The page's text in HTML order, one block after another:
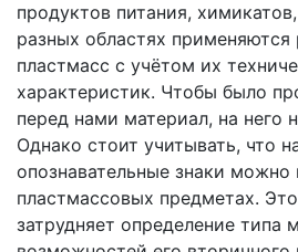
продуктов питания,
разных областях применяются
пластмасс с учётом их
характеристик. Чтобы было
перед нами материал, на него
Однако стоит учитывать, что
опознавательные знаки можно
пластмассовых предметах.
затрудняет определение типа